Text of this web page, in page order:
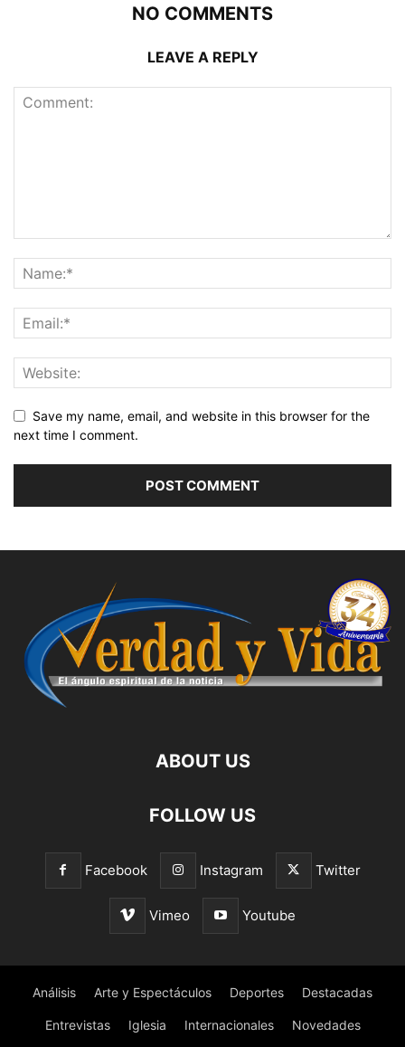
NO COMMENTS
LEAVE A REPLY
Save my name, email, and website in this browser for the
next time I comment.
ABOUT US
FOLLOW US
Facebook Instagram Twitter
Vimeo Youtube
Análisis Arte y Espectáculos Deportes Destacadas
Entrevistas Iglesia Internacionales Novedades